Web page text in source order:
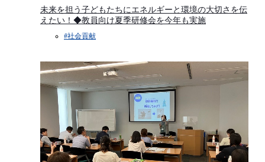
未来を担う子どもたちにエネルギーと環境の大切さを伝
えたい！◆教員向け夏季研修会を今年も実施
#社会貢献​